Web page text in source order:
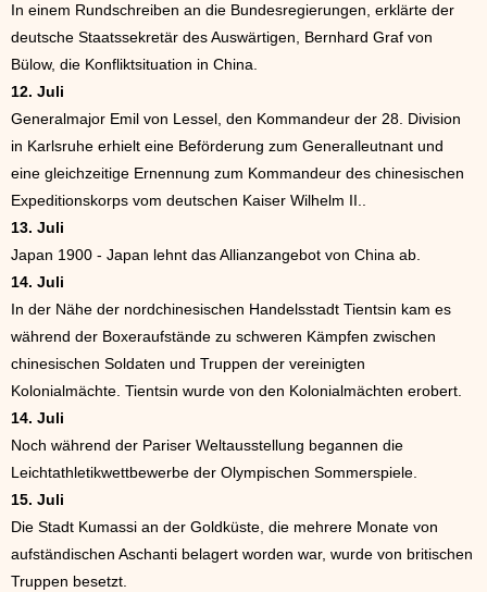
In einem Rundschreiben an die Bundesregierungen, erklärte der
deutsche Staatssekretär des Auswärtigen, Bernhard Graf von
Bülow, die Konfliktsituation in China.
12. Juli
Generalmajor Emil von Lessel, den Kommandeur der 28. Division
in Karlsruhe erhielt eine Beförderung zum Generalleutnant und
eine gleichzeitige Ernennung zum Kommandeur des chinesischen
Expeditionskorps vom deutschen Kaiser Wilhelm II..
13. Juli
Japan 1900 - Japan lehnt das Allianzangebot von China ab.
14. Juli
In der Nähe der nordchinesischen Handelsstadt Tientsin kam es
während der Boxeraufstände zu schweren Kämpfen zwischen
chinesischen Soldaten und Truppen der vereinigten
Kolonialmächte. Tientsin wurde von den Kolonialmächten erobert.
14. Juli
Noch während der Pariser Weltausstellung begannen die
Leichtathletikwettbewerbe der Olympischen Sommerspiele.
15. Juli
Die Stadt Kumassi an der Goldküste, die mehrere Monate von
aufständischen Aschanti belagert worden war, wurde von britischen
Truppen besetzt.